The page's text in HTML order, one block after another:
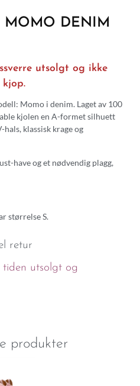
MOMO DENIM
utsolgt og ikke
Momo i denim. Laget av 100
kjolen en A-formet silhuett
klassisk krage og
have og et nødvendig plagg,
størrelse S.
retur
utsolgt og
produkter